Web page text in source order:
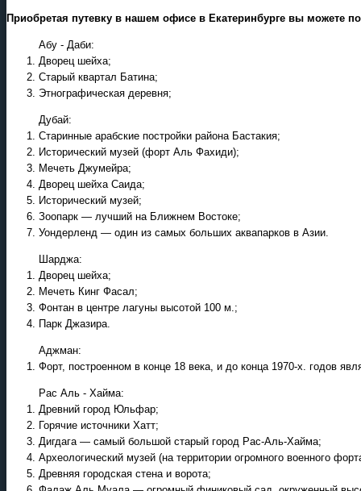
Приобретая путевку в нашем офисе в Екатеринбурге вы можете
Абу - Даби:
Дворец шейха;
Старый квартал Батина;
Этнографическая деревня;
Дубай:
Старинные арабские постройки района Бастакия;
Исторический музей (форт Аль Фахиди);
Мечеть Джумейра;
Дворец шейха Саида;
Исторический музей;
Зоопарк — лучший на Ближнем Востоке;
Уондерленд — один из самых больших аквапарков в Азии.
Шарджа:
Дворец шейха;
Мечеть Кинг Фасал;
Фонтан в центре лагуны высотой 100 м.;
Парк Джазира.
Аджман:
Форт, построенном в конце 18 века, и до конца 1970-х. годов
Рас Аль - Хайма:
Древний город Юльфар;
Горячие источники Хатт;
Дигдага — самый большой старый город Рас-Аль-Хайма;
Археологический музей (на территории огромного военного
Древняя городская стена и ворота;